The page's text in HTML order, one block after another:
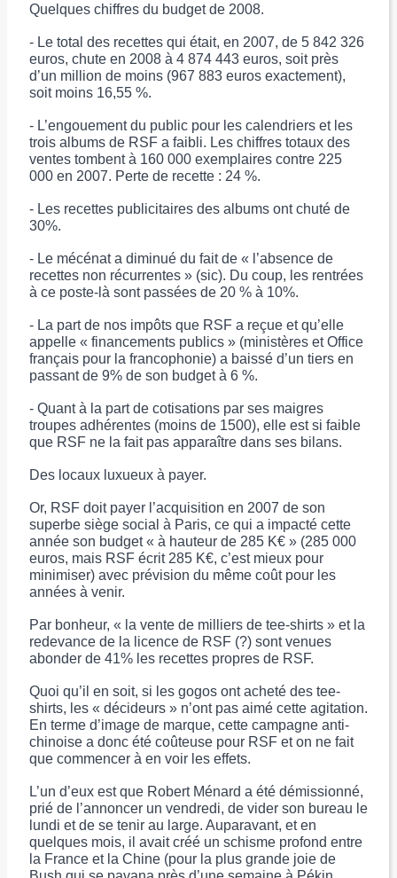
Quelques chiffres du budget de 2008.
- Le total des recettes qui était, en 2007, de 5 842 326
euros, chute en 2008 à 4 874 443 euros, soit près
d’un million de moins (967 883 euros exactement),
soit moins 16,55 %.
- L’engouement du public pour les calendriers et les
trois albums de RSF a faibli. Les chiffres totaux des
ventes tombent à 160 000 exemplaires contre 225
000 en 2007. Perte de recette : 24 %.
- Les recettes publicitaires des albums ont chuté de
30%.
- Le mécénat a diminué du fait de « l’absence de
recettes non récurrentes » (sic). Du coup, les rentrées
à ce poste-là sont passées de 20 % à 10%.
- La part de nos impôts que RSF a reçue et qu’elle
appelle « financements publics » (ministères et Office
français pour la francophonie) a baissé d’un tiers en
passant de 9% de son budget à 6 %.
- Quant à la part de cotisations par ses maigres
troupes adhérentes (moins de 1500), elle est si faible
que RSF ne la fait pas apparaître dans ses bilans.
Des locaux luxueux à payer.
Or, RSF doit payer l’acquisition en 2007 de son
superbe siège social à Paris, ce qui a impacté cette
année son budget « à hauteur de 285 K€ » (285 000
euros, mais RSF écrit 285 K€, c’est mieux pour
minimiser) avec prévision du même coût pour les
années à venir.
Par bonheur, « la vente de milliers de tee-shirts » et la
redevance de la licence de RSF (?) sont venues
abonder de 41% les recettes propres de RSF.
Quoi qu’il en soit, si les gogos ont acheté des tee-
shirts, les « décideurs » n’ont pas aimé cette agitation.
En terme d’image de marque, cette campagne anti-
chinoise a donc été coûteuse pour RSF et on ne fait
que commencer à en voir les effets.
L’un d’eux est que Robert Ménard a été démissionné,
prié de l’annoncer un vendredi, de vider son bureau le
lundi et de se tenir au large. Auparavant, et en
quelques mois, il avait créé un schisme profond entre
la France et la Chine (pour la plus grande joie de